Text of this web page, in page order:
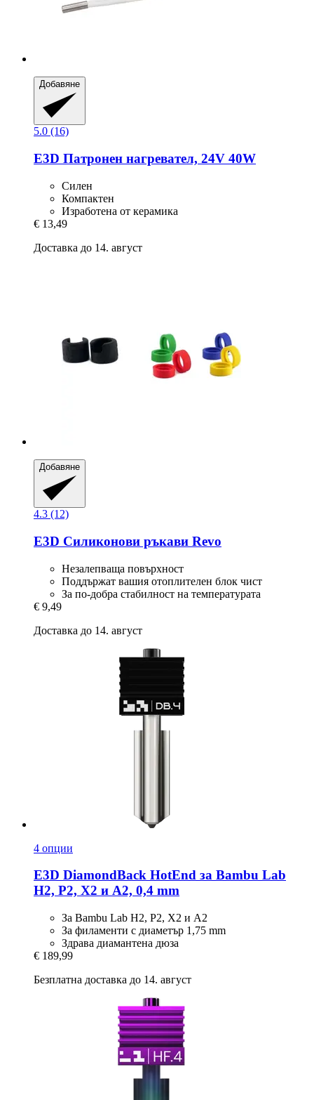
Добавяне
5.0 (16)
E3D Патронен нагревател, 24V 40W
Силен
Компактен
Изработена от керамика
€ 13,49
Доставка до 14. август
Добавяне
4.3 (12)
E3D Силиконови ръкави Revo
Незалепваща повърхност
Поддържат вашия отоплителен блок чист
За по-добра стабилност на температурата
€ 9,49
Доставка до 14. август
4 опции
E3D DiamondBack HotEnd за Bambu Lab
H2, P2, X2 и A2, 0,4 mm
За Bambu Lab H2, P2, X2 и A2
За филаменти с диаметър 1,75 mm
Здрава диамантена дюза
€ 189,99
Безплатна доставка до 14. август